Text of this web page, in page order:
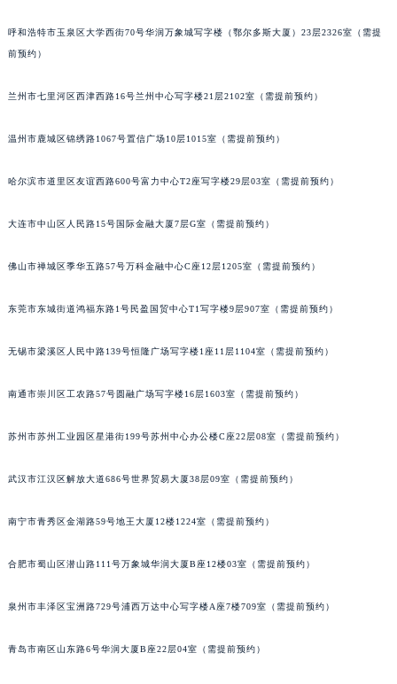
呼和浩特市玉泉区大学西街70号华润万象城写字楼（鄂尔多斯大厦）23层2326室（需提
前预约）
兰州市七里河区西津西路16号兰州中心写字楼21层2102室（需提前预约）
温州市鹿城区锦绣路1067号置信广场10层1015室（需提前预约）
哈尔滨市道里区友谊西路600号富力中心T2座写字楼29层03室（需提前预约）
大连市中山区人民路15号国际金融大厦7层G室（需提前预约）
佛山市禅城区季华五路57号万科金融中心C座12层1205室（需提前预约）
东莞市东城街道鸿福东路1号民盈国贸中心T1写字楼9层907室（需提前预约）
无锡市梁溪区人民中路139号恒隆广场写字楼1座11层1104室（需提前预约）
南通市崇川区工农路57号圆融广场写字楼16层1603室（需提前预约）
苏州市苏州工业园区星港街199号苏州中心办公楼C座22层08室（需提前预约）
武汉市江汉区解放大道686号世界贸易大厦38层09室（需提前预约）
南宁市青秀区金湖路59号地王大厦12楼1224室（需提前预约）
合肥市蜀山区潜山路111号万象城华润大厦B座12楼03室（需提前预约）
泉州市丰泽区宝洲路729号浦西万达中心写字楼A座7楼709室（需提前预约）
青岛市南区山东路6号华润大厦B座22层04室（需提前预约）